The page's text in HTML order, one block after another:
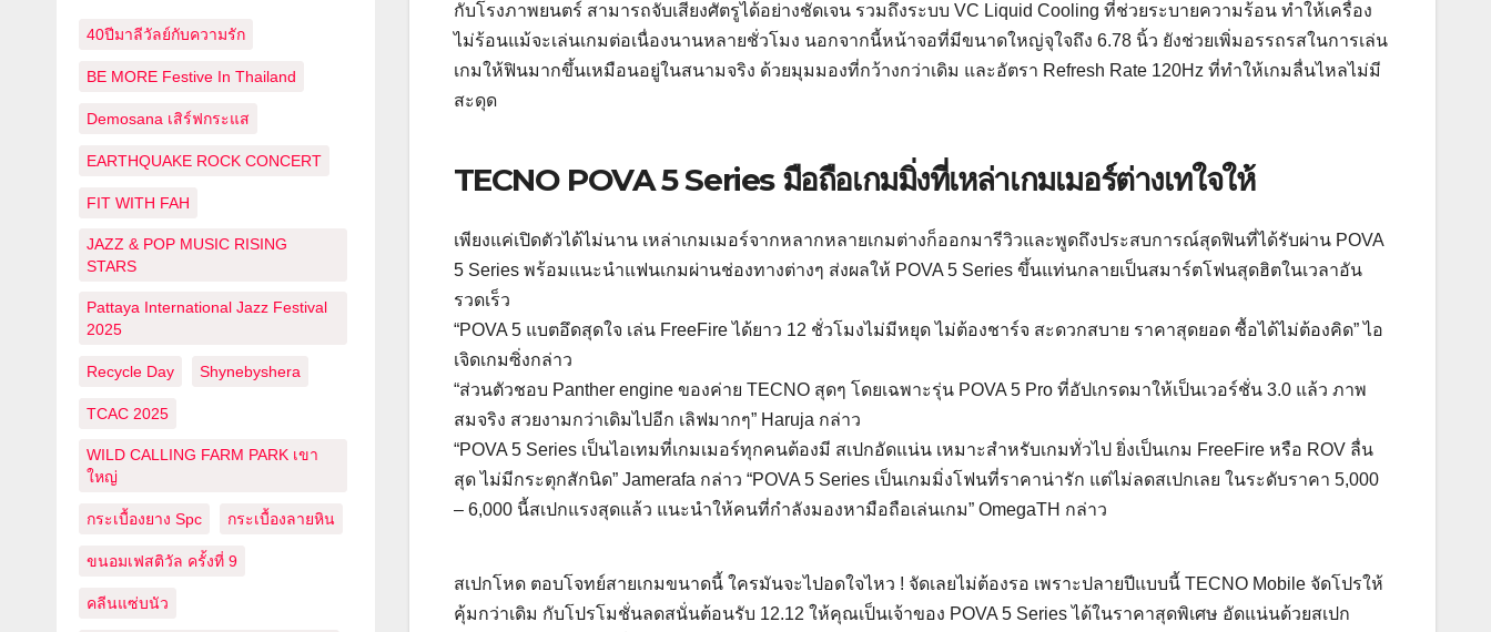
40ปีมาลีวัลย์กับความรัก
BE MORE Festive In Thailand
Demosana เสิร์ฟกระแส
EARTHQUAKE ROCK CONCERT
FIT WITH FAH
JAZZ & POP MUSIC RISING
STARS
Pattaya International Jazz Festival
2025
Recycle Day Shynebyshera
TCAC 2025
WILD CALLING FARM PARK เขา
ใหญ่
กระเบื้องยาง Spc กระเบื้องลายหิน
ขนอมเฟสติวัล ครั้งที่ 9
คลีนแซ่บนัว
กับโรงภาพยนตร์ สามารถจับเสียงศัตรูได้อย่างชัดเจน รวมถึงระบบ VC Liquid Cooling ที่ช่วยระบายความร้อน ทำให้เครื่อง
ไม่ร้อนแม้จะเล่นเกมต่อเนื่องนานหลายชั่วโมง นอกจากนี้หน้าจอที่มีขนาดใหญ่จุใจถึง 6.78 นิ้ว ยังช่วยเพิ่มอรรถรสในการเล่น
เกมให้ฟินมากขึ้นเหมือนอยู่ในสนามจริง ด้วยมุมมองที่กว้างกว่าเดิม และอัตรา Refresh Rate 120Hz ที่ทำให้เกมลื่นไหลไม่มี
สะดุด
TECNO POVA 5 Series มือถือเกมมิ่งที่เหล่าเกมเมอร์ต่างเทใจให้
เพียงแค่เปิดตัวได้ไม่นาน เหล่าเกมเมอร์จากหลากหลายเกมต่างก็ออกมารีวิวและพูดถึงประสบการณ์สุดฟินที่ได้รับผ่าน POVA
5 Series พร้อมแนะนำแฟนเกมผ่านช่องทางต่างๆ ส่งผลให้ POVA 5 Series ขึ้นแท่นกลายเป็นสมาร์ตโฟนสุดฮิตในเวลาอัน
รวดเร็ว
“POVA 5 แบตอึดสุดใจ เล่น FreeFire ได้ยาว 12 ชั่วโมงไม่มีหยุด ไม่ต้องชาร์จ สะดวกสบาย ราคาสุดยอด ซื้อได้ไม่ต้องคิด” ไอ
เจิดเกมซิ่งกล่าว
“ส่วนตัวชอบ Panther engine ของค่าย TECNO สุดๆ โดยเฉพาะรุ่น POVA 5 Pro ที่อัปเกรดมาให้เป็นเวอร์ชั่น 3.0 แล้ว ภาพ
สมจริง สวยงามกว่าเดิมไปอีก เลิฟมากๆ” Haruja กล่าว
“POVA 5 Series เป็นไอเทมที่เกมเมอร์ทุกคนต้องมี สเปกอัดแน่น เหมาะสำหรับเกมทั่วไป ยิ่งเป็นเกม FreeFire หรือ ROV ลื่น
สุด ไม่มีกระตุกสักนิด” Jamerafa กล่าว “POVA 5 Series เป็นเกมมิ่งโฟนที่ราคาน่ารัก แต่ไม่ลดสเปกเลย ในระดับราคา 5,000
– 6,000 นี้สเปกแรงสุดแล้ว แนะนำให้คนที่กำลังมองหามือถือเล่นเกม” OmegaTH กล่าว
สเปกโหด ตอบโจทย์สายเกมขนาดนี้ ใครมันจะไปอดใจไหว ! จัดเลยไม่ต้องรอ เพราะปลายปีแบบนี้ TECNO Mobile จัดโปรให้
คุ้มกว่าเดิม กับโปรโมชั่นลดสนั่นต้อนรับ 12.12 ให้คุณเป็นเจ้าของ POVA 5 Series ได้ในราคาสุดพิเศษ อัดแน่นด้วยสเปก